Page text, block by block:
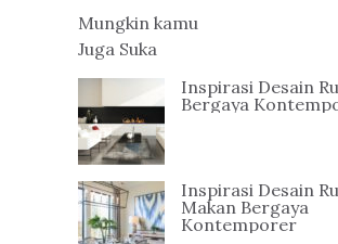
Mungkin kamu
Juga Suka
Inspirasi Desain
Bergaya
Inspirasi Desain
Makan Bergaya
Kontemporer